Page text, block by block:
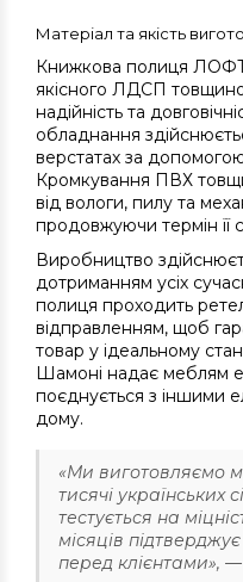
Матеріал та якість
Книжкова полиця
якісного ЛДСП
надійність та
обладнання
верстатах за
Кромкування ПВХ
від вологи, пилу та
продовжуючи термін її
Виробництво
дотриманням усіх
полиця проходить
відправленням, щоб
товар у ідеальному
Шамоні надає меблям
поєднується з іншими
дому.
«Ми виготовляємо
тисячі
тестується на
місяців
перед клієнтами»,